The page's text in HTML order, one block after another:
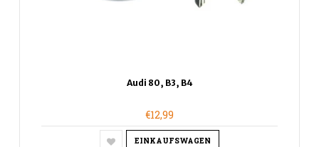
Audi 80, B3, B4
€12,99
EINKAUFSWAGEN